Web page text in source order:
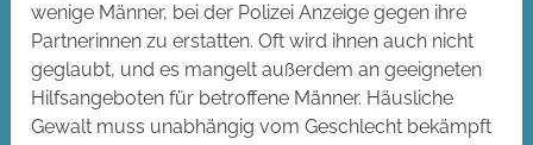
wenige Männer, bei der Polizei Anzeige gegen ihre
Partnerinnen zu erstatten. Oft wird ihnen auch nicht
geglaubt, und es mangelt außerdem an geeigneten
Hilfsangeboten für betroffene Männer. Häusliche
Gewalt muss unabhängig vom Geschlecht bekämpft